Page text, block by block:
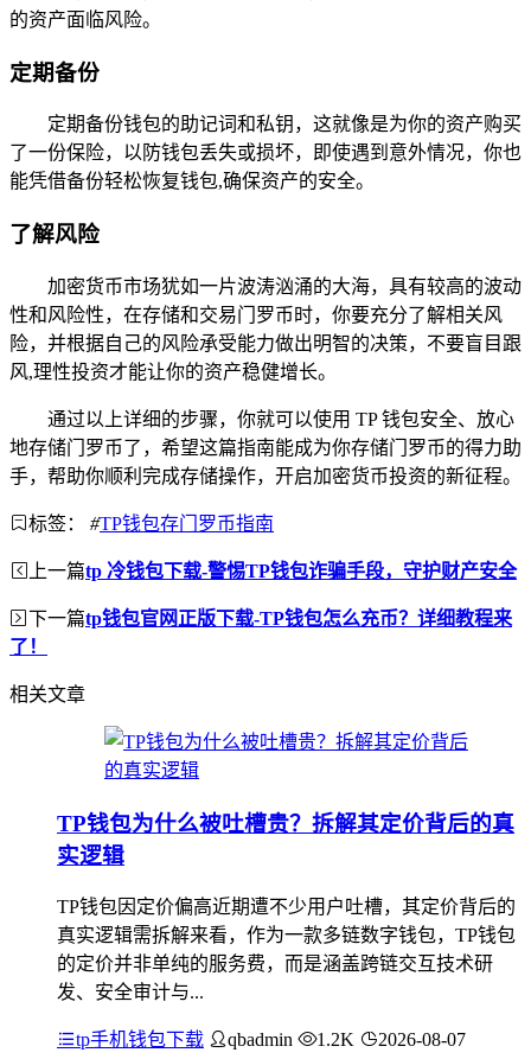
的资产面临风险。
定期备份
定期备份钱包的助记词和私钥，这就像是为你的资产购买
了一份保险，以防钱包丢失或损坏，即使遇到意外情况，你也
能凭借备份轻松恢复钱包,确保资产的安全。
了解风险
加密货币市场犹如一片波涛汹涌的大海，具有较高的波动
性和风险性，在存储和交易门罗币时，你要充分了解相关风
险，并根据自己的风险承受能力做出明智的决策，不要盲目跟
风,理性投资才能让你的资产稳健增长。
通过以上详细的步骤，你就可以使用 TP 钱包安全、放心
地存储门罗币了，希望这篇指南能成为你存储门罗币的得力助
手，帮助你顺利完成存储操作，开启加密货币投资的新征程。
标签： #TP钱包存门罗币指南
上一篇tp 冷钱包下载-警惕TP钱包诈骗手段，守护财产安全
下一篇tp钱包官网正版下载-TP钱包怎么充币？详细教程来
了！
相关文章
TP钱包为什么被吐槽贵？拆解其定价背后的真
实逻辑
TP钱包因定价偏高近期遭不少用户吐槽，其定价背后的
真实逻辑需拆解来看，作为一款多链数字钱包，TP钱包
的定价并非单纯的服务费，而是涵盖跨链交互技术研
发、安全审计与...
tp手机钱包下载 qbadmin 1.2K 2026-08-07